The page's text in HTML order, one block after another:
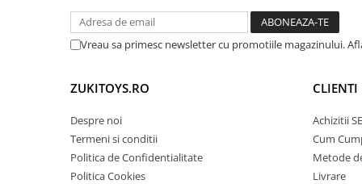
Vreau sa primesc newsletter cu promotiile magazinului.
ZUKITOYS.RO
Despre noi
Termeni si conditii
Politica de Confidentialitate
Politica Cookies
CLIENTI
Achizitii
Cum
Metode
Livrare